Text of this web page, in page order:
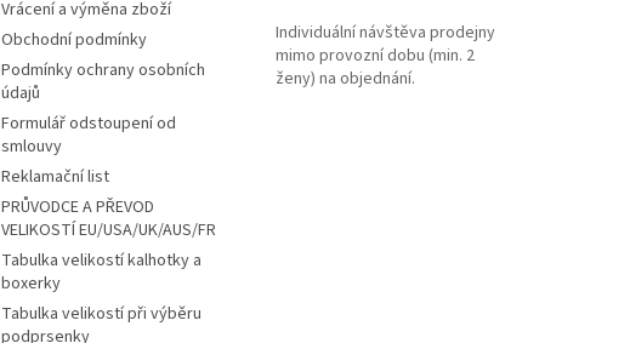
Vrácení a výměna zboží
Obchodní podmínky
Podmínky ochrany osobních
údajů
Formulář odstoupení od
smlouvy
Reklamační list
PRŮVODCE A PŘEVOD
VELIKOSTÍ EU/USA/UK/AUS/FR
Tabulka velikostí kalhotky a
boxerky
Tabulka velikostí při výběru
podprsenky
Individuální návštěva prodejny
mimo provozní dobu (min. 2
ženy) na objednání.